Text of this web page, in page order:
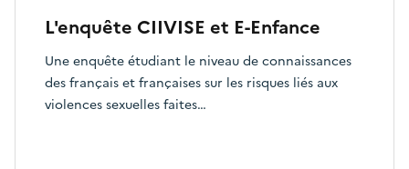
L'enquête CIIVISE et E-Enfance
Une enquête étudiant le niveau de connaissances
des français et françaises sur les risques liés aux
violences sexuelles faites…